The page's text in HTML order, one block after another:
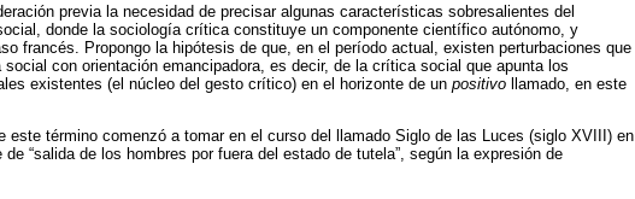
previa la necesidad de precisar algunas características sobresalientes del
donde la sociología crítica constituye un componente científico autónomo, y
francés. Propongo la hipótesis de que, en el período actual, existen perturbaciones que
con orientación emancipadora, es decir, de la crítica social que apunta los
existentes (el núcleo del gesto crítico) en el horizonte de un positivo llamado, en este
este término comenzó a tomar en el curso del llamado Siglo de las Luces (siglo XVIII) en
“salida de los hombres por fuera del estado de tutela”, según la expresión de